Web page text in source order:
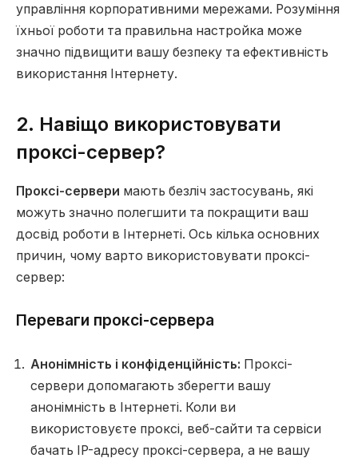
управління корпоративними мережами. Розуміння
їхньої роботи та правильна настройка може
значно підвищити вашу безпеку та ефективність
використання Інтернету.
2. Навіщо використовувати
проксі-сервер?
Проксі-сервери мають безліч застосувань, які
можуть значно полегшити та покращити ваш
досвід роботи в Інтернеті. Ось кілька основних
причин, чому варто використовувати проксі-
сервер:
Переваги проксі-сервера
Анонімність і конфіденційність: Проксі-
сервери допомагають зберегти вашу
анонімність в Інтернеті. Коли ви
використовуєте проксі, веб-сайти та сервіси
бачать IP-адресу проксі-сервера, а не вашу